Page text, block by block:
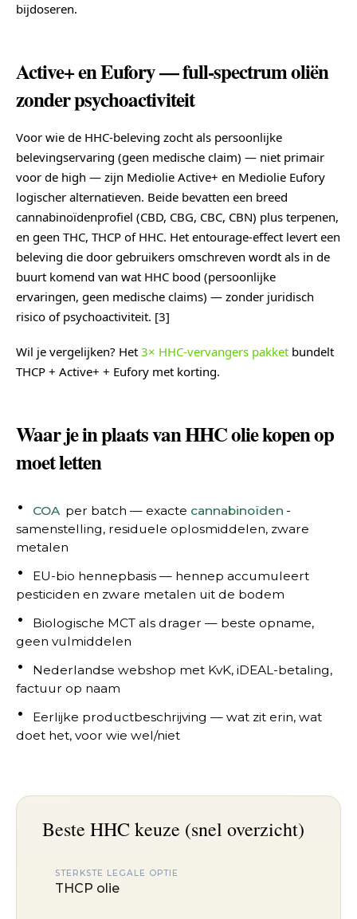
bijdoseren.
Active+ en Eufory — full-spectrum oliën
zonder psychoactiviteit
Voor wie de HHC-beleving zocht als persoonlijke
belevingservaring (geen medische claim) — niet primair
voor de high — zijn Mediolie Active+ en Mediolie Eufory
logischer alternatieven. Beide bevatten een breed
cannabinoïdenprofiel (CBD, CBG, CBC, CBN) plus terpenen,
en geen THC, THCP of HHC. Het entourage-effect levert een
beleving die door gebruikers omschreven wordt als in de
buurt komend van wat HHC bood (persoonlijke
ervaringen, geen medische claims) — zonder juridisch
risico of psychoactiviteit. [3]
Wil je vergelijken? Het 3× HHC-vervangers pakket bundelt
THCP + Active+ + Eufory met korting.
Waar je in plaats van HHC olie kopen op
moet letten
COA per batch — exacte cannabinoïden -
samenstelling, residuele oplosmiddelen, zware
metalen
EU-bio hennepbasis — hennep accumuleert
pesticiden en zware metalen uit de bodem
Biologische MCT als drager — beste opname,
geen vulmiddelen
Nederlandse webshop met KvK, iDEAL-betaling,
factuur op naam
Eerlijke productbeschrijving — wat zit erin, wat
doet het, voor wie wel/niet
Beste HHC keuze (snel overzicht)
STERKSTE LEGALE OPTIE
THCP olie